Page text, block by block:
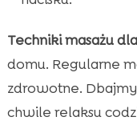
Techniki masażu
domu. Regularne
zdrowotne.
chwile relaksu